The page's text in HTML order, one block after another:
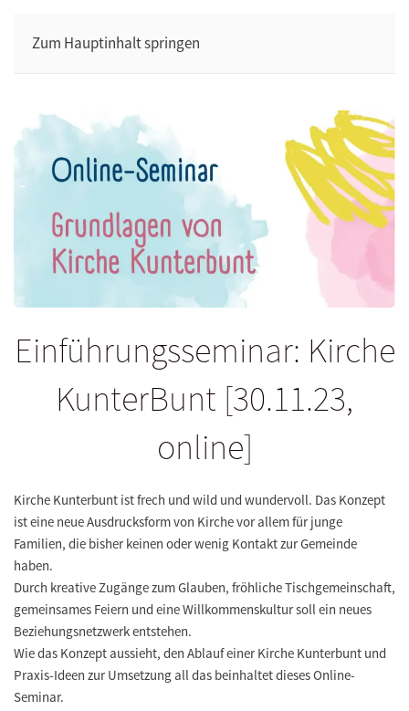
Zum Hauptinhalt springen
Einführungsseminar: Kirche
KunterBunt [30.11.23,
online]
Kirche Kunterbunt ist frech und wild und wundervoll. Das Konzept
ist eine neue Ausdrucksform von Kirche vor allem für junge
Familien, die bisher keinen oder wenig Kontakt zur Gemeinde
haben.
Durch kreative Zugänge zum Glauben, fröhliche Tischgemeinschaft,
gemeinsames Feiern und eine Willkommenskultur soll ein neues
Beziehungsnetzwerk entstehen.
Wie das Konzept aussieht, den Ablauf einer Kirche Kunterbunt und
Praxis-Ideen zur Umsetzung all das beinhaltet dieses Online-
Seminar.